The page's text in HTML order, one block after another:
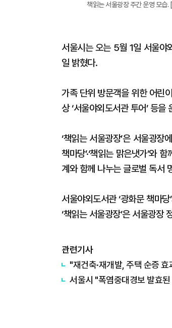
책읽는 서울광장 주간 운영 모습.
서울시는 오는 5월 1일 서울야
일 밝혔다.
가족 단위 방문객을 위한 어린
상 ‘서울야외도서관 투어’ 등을
‘책읽는 서울광장’은 서울광
책마당’·‘책읽는 맑은냇가’와
계와 함께 나누는 글로벌 독서
서울야외도서관 ‘광화문 책마
‘책읽는 서울광장’은 서울광장
관련기사
"재건축·재개발, 주택 순증
서울시 "폭염중대경보 발효